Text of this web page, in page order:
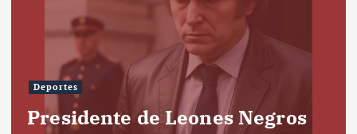
Deportes
Presidente de Leones Negros